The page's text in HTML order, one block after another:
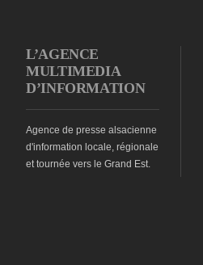
L’AGENCE
MULTIMEDIA
D’INFORMATION
Agence de presse alsacienne
d'information locale, régionale
et tournée vers le Grand Est.